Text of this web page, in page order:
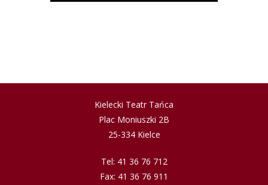
Kielecki Teatr Tańca
Plac Moniuszki 2B
25-334 Kielce
Tel: 41 36 76 712
Fax: 41 36 76 911